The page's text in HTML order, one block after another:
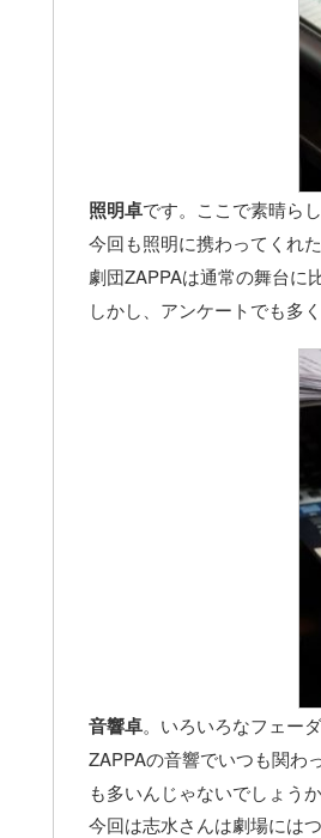
照明卓です。ここで素晴ら
今回も照明に携わってくれた
劇団ZAPPAは通常の舞台に
しかし、アンケートでも多
音響卓。いろいろなフェー
ZAPPAの音響でいつも関わ
も多いんじゃないでしょうか
今回は志水さんは劇場には